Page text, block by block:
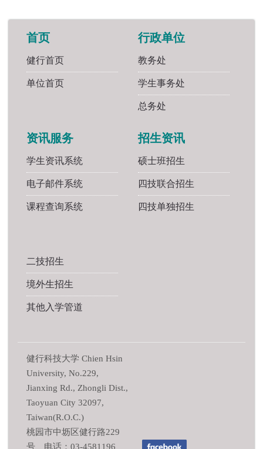
首页
健行首页
单位首页
行政单位
教务处
学生事务处
总务处
资讯服务
学生资讯系统
电子邮件系统
课程查询系统
招生资讯
硕士班招生
四技联合招生
四技单独招生
二技招生
境外生招生
其他入学管道
健行科技大学 Chien Hsin
University, No.229,
Jianxing Rd., Zhongli Dist.,
Taoyuan City 32097,
Taiwan(R.O.C.)
桃园市中坜区健行路229
号 电话：03-4581196